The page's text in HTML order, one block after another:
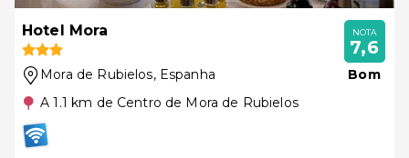
Hotel Mora
Mora de Rubielos, Espanha
A 1.1 km de Centro de Mora de Rubielos
NOTA
7,6
Bom